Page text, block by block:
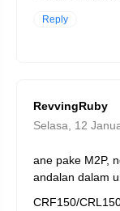
Reply
RevvingRuby
Selasa, 12
ane pake M2P,
andalan dalam
CRF150/